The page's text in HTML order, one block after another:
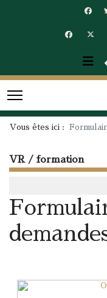
Vous êtes ici :
VR / formation